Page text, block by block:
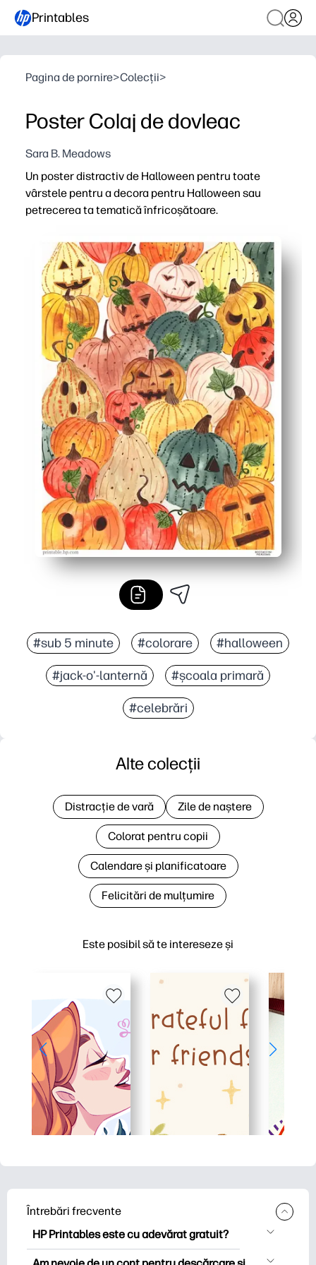
Printables
Pagina de pornire>Colecții>
Poster Colaj de dovleac
Sara B. Meadows
Un poster distractiv de Halloween pentru toate
vârstele pentru a decora pentru Halloween sau
petrecerea ta tematică înfricoșătoare.
#sub 5 minute #colorare #halloween
#jack-o'-lanternă #școala primară
#celebrări
Este posibil să te intereseze și
Alte colecții
Distracție de vară Zile de naștere
Colorat pentru copii
Calendare și planificatoare
Felicitări de mulțumire
Întrebări frecvente
HP Printables este cu adevărat gratuit?
HP Printables oferă peste 2.500 de